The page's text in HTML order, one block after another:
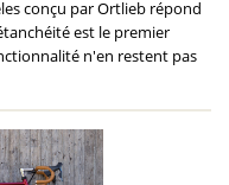
conçu par Ortlieb répond
est le premier
n'en restent pas